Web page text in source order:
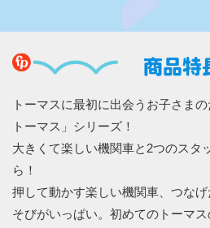
商品特
トーマスに最初に出会うお子さま
トーマス」シリーズ！
大きくて楽しい機関車と2つのスタ
ら！
押して動かす楽しい機関車、つな
そびがいっぱい。初めてのトーマ